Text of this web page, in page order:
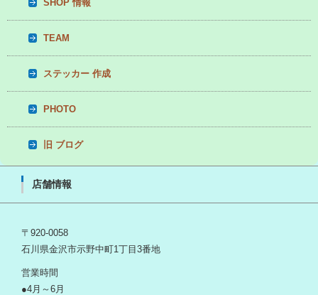
SHOP 情報
TEAM
ステッカー 作成
PHOTO
旧 ブログ
店舗情報
〒920-0058
石川県金沢市示野中町1丁目3番地
営業時間
●4月～6月